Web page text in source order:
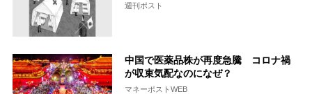
週刊ポスト
中国で医薬品株が再度急騰 コロナ禍
が収束気配なのになぜ？
マネーポストWEB